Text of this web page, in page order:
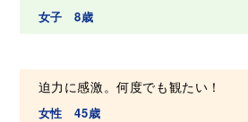
女子 8歳
迫力に感激。何度でも観たい！
女性 45歳